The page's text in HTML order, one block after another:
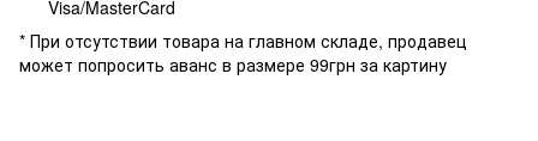
Visa/MasterCard
* При отсутствии товара на главном складе, продавец
может попросить аванс в размере 99грн за картину